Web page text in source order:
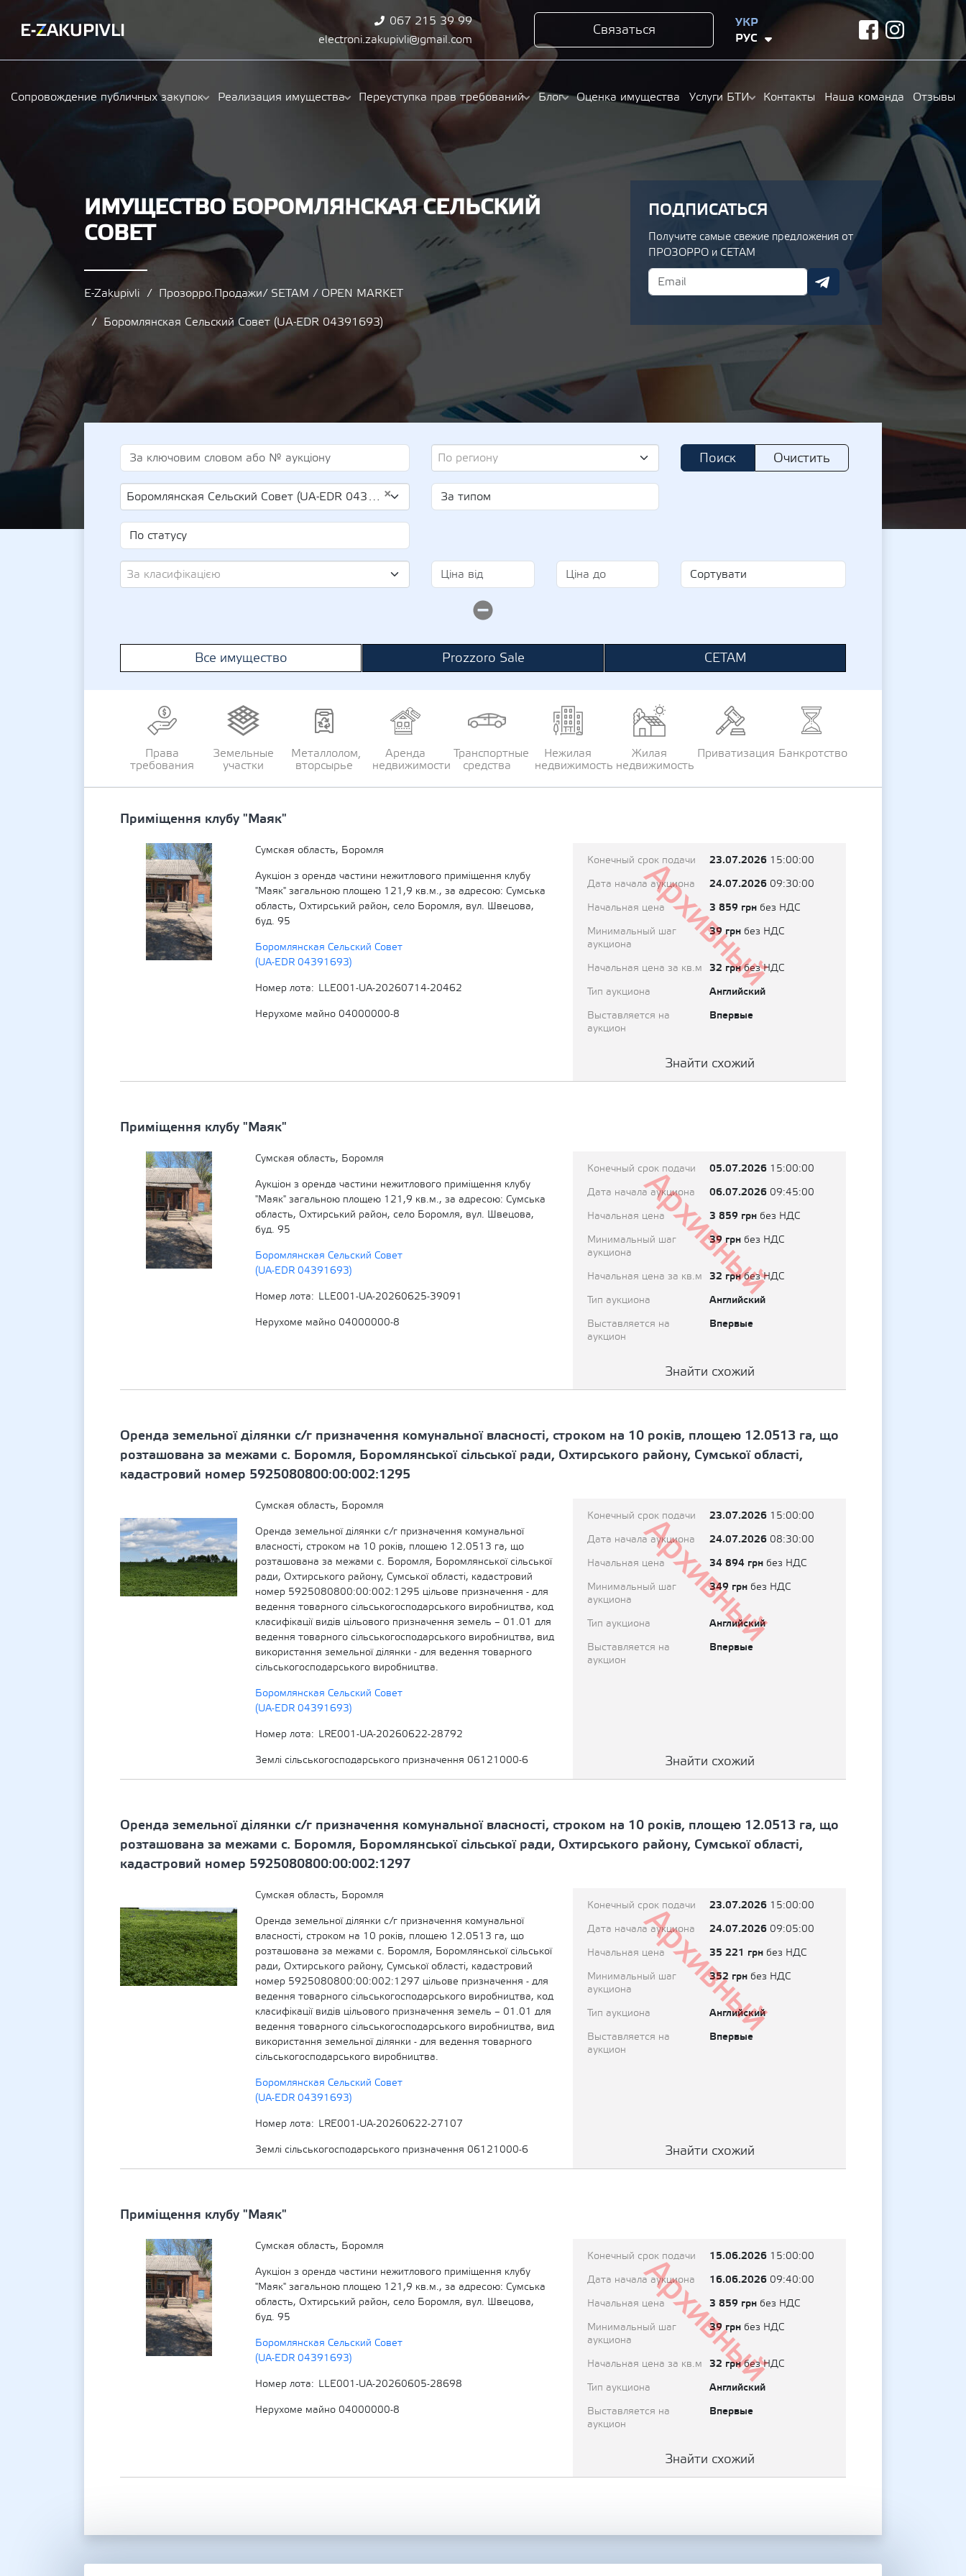
067 215 39 99
electroni.zakupivli@gmail.com
Связаться
УКР
РУС
facebookinstagram
Сопровождение публичных закупок Реализация имущества Переуступка прав требований Блог Оценка имущества Услуги БТИ Контакты Наша команда Отзывы
ИМУЩЕСТВО БОРОМЛЯНСКАЯ СЕЛЬСКИЙ
СОВЕТ
E-Zakupivli
Прозорро.Продажи/ SETAM / OPEN MARKET
Боромлянская Сельский Совет (UA-EDR 04391693)
ПОДПИСАТЬСЯ
Получите самые свежие предложения от
ПРОЗОРРО и СЕТАМ
По региону Поиск Очистить
×
Боромлянская Сельский Совет (UA-EDR 04391693)
За класифікацією
Все имущество Prozzoro Sale СЕТАМ
Права
требования
Земельные
участки
Металлолом,
вторсырье
Аренда
недвижимости
Транспортные
средства
Нежилая
недвижимость
Жилая
недвижимость
Приватизация Банкротство
Приміщення клубу "Маяк"
Сумская область, Боромля
Аукціон з оренда частини нежитлового приміщення клубу
"Маяк" загальною площею 121,9 кв.м., за адресою: Сумська
область, Охтирський район, село Боромля, вул. Швецова,
буд. 95
Боромлянская Сельский Совет
(UA-EDR 04391693)
Номер лота
LLE001-UA-20260714-20462
Нерухоме майно 04000000-8
Архивный
Конечный срок подачи 23.07.2026 15:00:00
Дата начала аукциона
24.07.2026 09:30:00
Начальная цена
3 859 грн без НДС
Минимальный шаг
аукциона
39 грн без НДС
Начальная цена за кв.м 32 грнбез НДС
Тип аукциона
Английский
Выставляется на
аукцион
Впервые
Знайти схожий
Приміщення клубу "Маяк"
Сумская область, Боромля
Аукціон з оренда частини нежитлового приміщення клубу
"Маяк" загальною площею 121,9 кв.м., за адресою: Сумська
область, Охтирський район, село Боромля, вул. Швецова,
буд. 95
Боромлянская Сельский Совет
(UA-EDR 04391693)
Номер лота
LLE001-UA-20260625-39091
Нерухоме майно 04000000-8
Архивный
Конечный срок подачи 05.07.2026 15:00:00
Дата начала аукциона
06.07.2026 09:45:00
Начальная цена
3 859 грн без НДС
Минимальный шаг
аукциона
39 грн без НДС
Начальная цена за кв.м 32 грнбез НДС
Тип аукциона
Английский
Выставляется на
аукцион
Впервые
Знайти схожий
Оренда земельної ділянки с/г призначення комунальної власності, строком на 10 років, площею 12.0513 га, що
розташована за межами с. Боромля, Боромлянської сільської ради, Охтирського району, Сумської області,
кадастровий номер 5925080800:00:002:1295
Сумская область, Боромля
Оренда земельної ділянки с/г призначення комунальної
власності, строком на 10 років, площею 12.0513 га, що
розташована за межами с. Боромля, Боромлянської сільської
ради, Охтирського району, Сумської області, кадастровий
номер 5925080800:00:002:1295 цільове призначення - для
ведення товарного сільськогосподарського виробництва, код
класифікації видів цільового призначення земель – 01.01 для
ведення товарного сільськогосподарського виробництва, вид
використання земельної ділянки - для ведення товарного
сільськогосподарського виробництва.
Боромлянская Сельский Совет
(UA-EDR 04391693)
Номер лота
LRE001-UA-20260622-28792
Землі сільськогосподарського призначення 06121000-6
Архивный
Конечный срок подачи 23.07.2026 15:00:00
Дата начала аукциона
24.07.2026 08:30:00
Начальная цена
34 894 грн без НДС
Минимальный шаг
аукциона
349 грн без НДС
Тип аукциона Английский
Выставляется на
аукцион
Впервые
Знайти схожий
Оренда земельної ділянки с/г призначення комунальної власності, строком на 10 років, площею 12.0513 га, що
розташована за межами с. Боромля, Боромлянської сільської ради, Охтирського району, Сумської області,
кадастровий номер 5925080800:00:002:1297
Сумская область, Боромля
Оренда земельної ділянки с/г призначення комунальної
власності, строком на 10 років, площею 12.0513 га, що
розташована за межами с. Боромля, Боромлянської сільської
ради, Охтирського району, Сумської області, кадастровий
номер 5925080800:00:002:1297 цільове призначення - для
ведення товарного сільськогосподарського виробництва, код
класифікації видів цільового призначення земель – 01.01 для
ведення товарного сільськогосподарського виробництва, вид
використання земельної ділянки - для ведення товарного
сільськогосподарського виробництва.
Боромлянская Сельский Совет
(UA-EDR 04391693)
Номер лота
LRE001-UA-20260622-27107
Землі сільськогосподарського призначення 06121000-6
Архивный
Конечный срок подачи 23.07.2026 15:00:00
Дата начала аукциона
24.07.2026 09:05:00
Начальная цена
35 221 грн без НДС
Минимальный шаг
аукциона
352 грн без НДС
Тип аукциона Английский
Выставляется на
аукцион
Впервые
Знайти схожий
Приміщення клубу "Маяк"
Сумская область, Боромля
Аукціон з оренда частини нежитлового приміщення клубу
"Маяк" загальною площею 121,9 кв.м., за адресою: Сумська
область, Охтирський район, село Боромля, вул. Швецова,
буд. 95
Боромлянская Сельский Совет
(UA-EDR 04391693)
Номер лота
LLE001-UA-20260605-28698
Нерухоме майно 04000000-8
Архивный
Конечный срок подачи 15.06.2026 15:00:00
Дата начала аукциона
16.06.2026 09:40:00
Начальная цена
3 859 грн без НДС
Минимальный шаг
аукциона
39 грн без НДС
Начальная цена за кв.м 32 грнбез НДС
Тип аукциона
Английский
Выставляется на
аукцион
Впервые
Знайти схожий